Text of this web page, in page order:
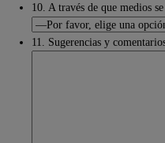
10. A través de que medios
11. Sugerencias y